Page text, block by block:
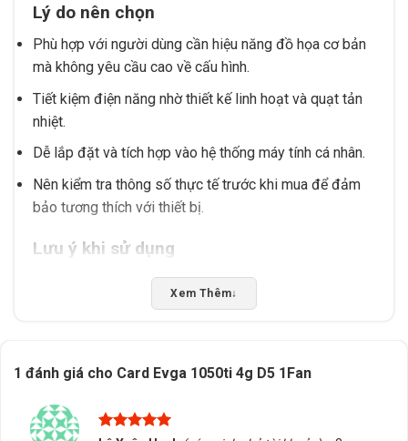
Lý do nên chọn
Phù hợp với người dùng cần hiệu năng đồ họa cơ bản
mà không yêu cầu cao về cấu hình.
Tiết kiệm điện năng nhờ thiết kế linh hoạt và quạt tản
nhiệt.
Dễ lắp đặt và tích hợp vào hệ thống máy tính cá nhân.
Nên kiểm tra thông số thực tế trước khi mua để đảm
bảo tương thích với thiết bị.
Lưu ý khi sử dụng
Đảm bảo hệ thống có đủ nguồn điện và khe cắm PCIe
khả năng tương thích.
Xem Thêm↓
1 đánh giá cho Card Evga 1050ti 4g D5 1Fan